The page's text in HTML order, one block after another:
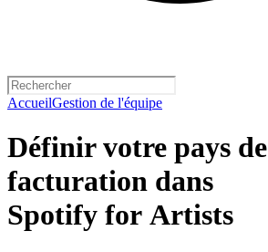
AccueilGestion de l'équipe
Définir votre pays de
facturation dans
Spotify for Artists